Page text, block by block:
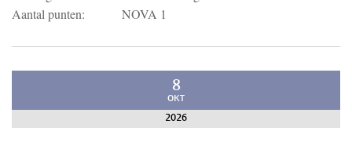
Aantal punten:
NOVA 1
8
OKT
2026